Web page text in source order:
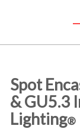
Spot
& GU5.3
Lighting®